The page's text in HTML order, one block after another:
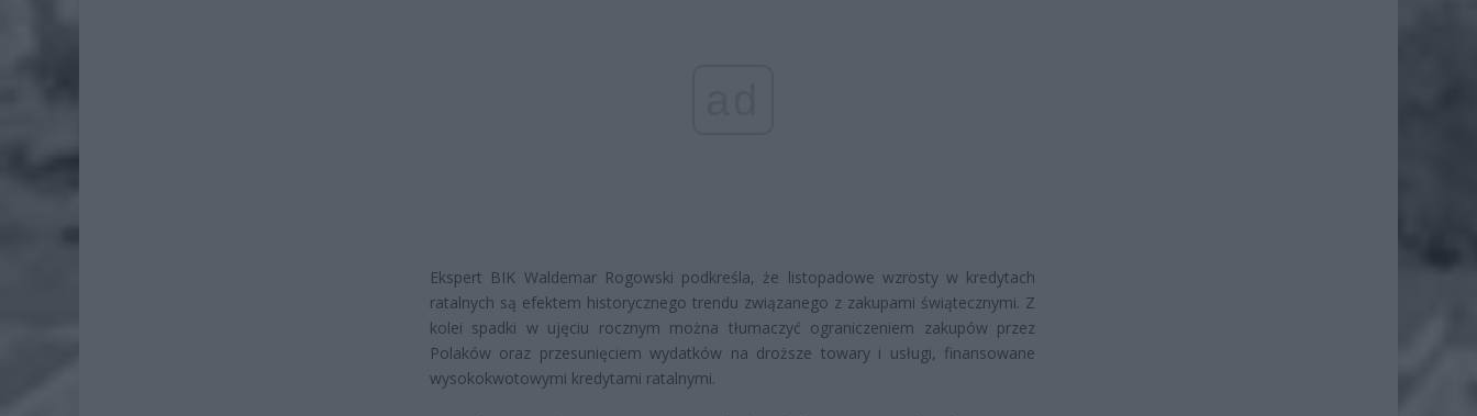
Ekspert BIK Waldemar Rogowski podkreśla, że listopadowe wzrosty w kredytach
ratalnych są efektem historycznego trendu związanego z zakupami świątecznymi. Z
kolei spadki w ujęciu rocznym można tłumaczyć ograniczeniem zakupów przez
Polaków oraz przesunięciem wydatków na droższe towary i usługi, finansowane
wysokokwotowymi kredytami ratalnymi.